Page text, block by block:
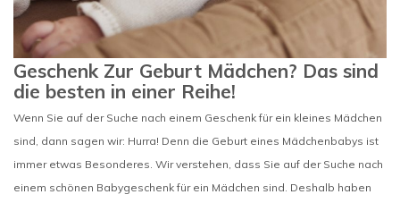
Geschenk Zur Geburt Mädchen? Das sind
die besten in einer Reihe!
Wenn Sie auf der Suche nach einem Geschenk für ein kleines Mädchen
sind, dann sagen wir: Hurra! Denn die Geburt eines Mädchenbabys ist
immer etwas Besonderes. Wir verstehen, dass Sie auf der Suche nach
einem schönen Babygeschenk für ein Mädchen sind. Deshalb haben